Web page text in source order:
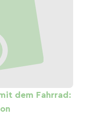
dem Fahrrad: